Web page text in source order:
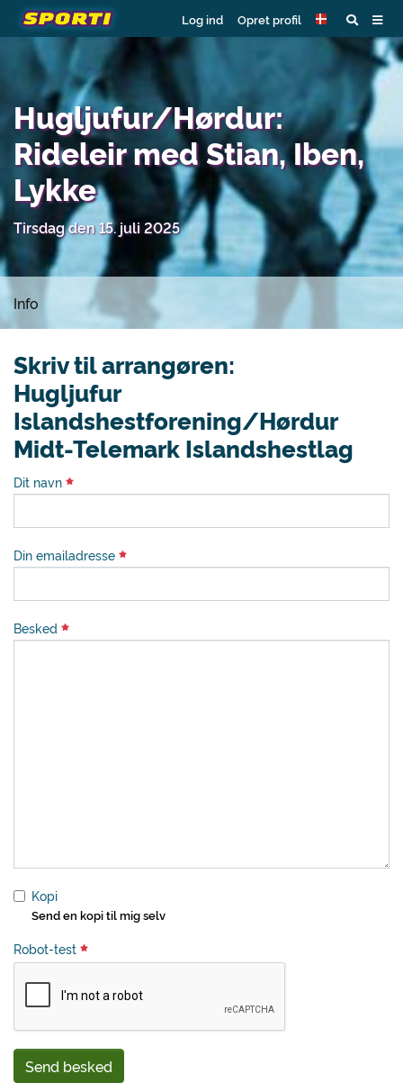
Log ind Opret profil
Hugljufur/Hørdur:
Rideleir med Stian, Iben,
Lykke
Tirsdag den 15. juli 2025
Info
Skriv til arrangøren:
Hugljufur
Islandshestforening/Hørdur
Midt-Telemark Islandshestlag
Dit navn
Din emailadresse
Besked
Kopi
Send en kopi til mig selv
Robot-test
Send besked